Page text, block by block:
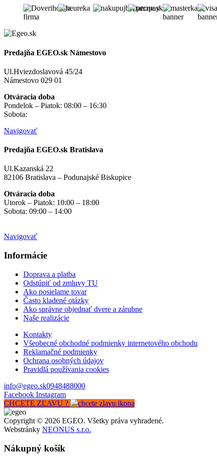
Predajňa EGEO.sk Námestovo
Ul.Hviezdoslavová 45/24
Námestovo 029 01
Otváracia doba
Pondelok – Piatok: 08:00 – 16:30
Sobota:
Navigovať
Predajňa EGEO.sk Bratislava
Ul.Kazanská 22
82106 Bratislava – Podunajské Biskupice
Otváracia doba
Utorok – Piatok: 10:00 – 18:00
Sobota: 09:00 – 14:00
Navigovať
Informácie
Doprava a platba
Odstúpiť od zmluvy TU
Ako posielame tovar
Často kladené otázky
Ako správne objednať dvere a zárubne
Naše realizácie
Kontakty
Všeobecné obchodné podmienky internetového obchodu
Reklamačné podmienky
Ochrana osobných údajov
Pravidlá používania cookies
info@egeo.sk0948488000
Facebook Instagram
CHCETE ZĽAVU ?
Copyright © 2026 EGEO. Všetky práva vyhradené.
Webstránky NEONUS s.r.o.
Nákupný košík